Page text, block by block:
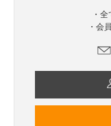
・
・会